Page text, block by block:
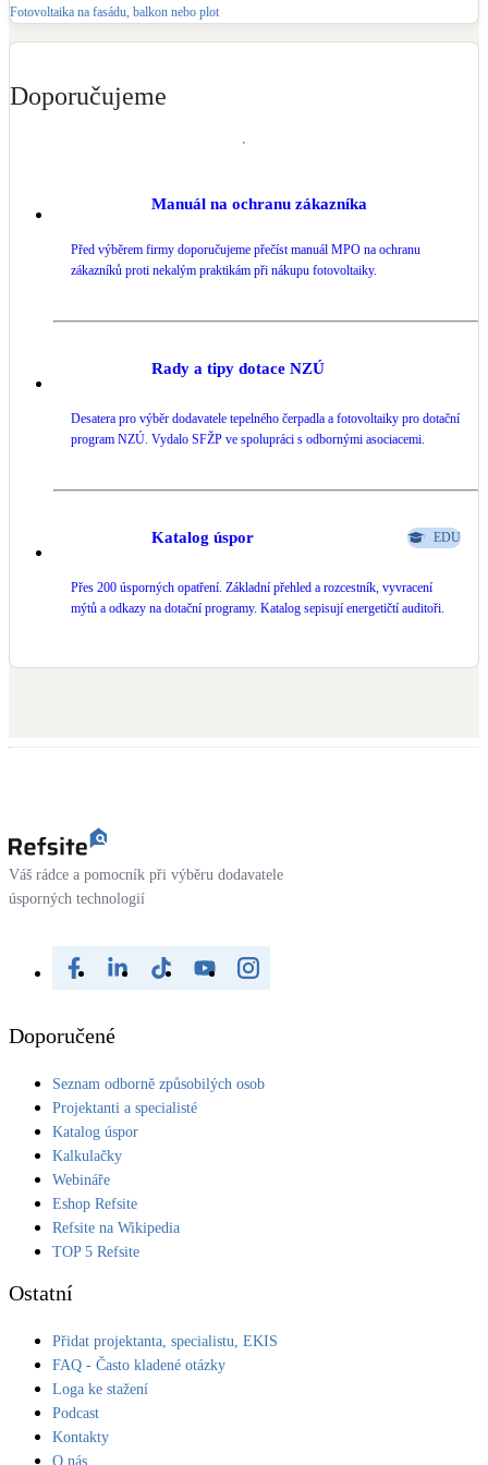
Fotovoltaika na fasádu, balkon nebo plot
Doporučujeme
Manuál na ochranu zákazníka
Před výběrem firmy doporučujeme přečíst manuál MPO na ochranu
zákazníků proti nekalým praktikám při nákupu fotovoltaiky.
Rady a tipy dotace NZÚ
Desatera pro výběr dodavatele tepelného čerpadla a fotovoltaiky pro dotační
program NZÚ. Vydalo SFŽP ve spolupráci s odbornými asociacemi.
Katalog úspor EDU
Přes 200 úsporných opatření. Základní přehled a rozcestník, vyvracení
mýtů a odkazy na dotační programy. Katalog sepisují energetičtí auditoři.
Váš rádce a pomocník při výběru dodavatele
úsporných technologií
Doporučené
Seznam odborně způsobilých osob
Projektanti a specialisté
Katalog úspor
Kalkulačky
Webináře
Eshop Refsite
Refsite na Wikipedia
TOP 5 Refsite
Ostatní
Přidat projektanta, specialistu, EKIS
FAQ - Často kladené otázky
Loga ke stažení
Podcast
Kontakty
O nás